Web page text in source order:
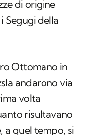
di origine
Segugi della
Ottomano in
andarono via
volta
risultavano
a quel tempo, si